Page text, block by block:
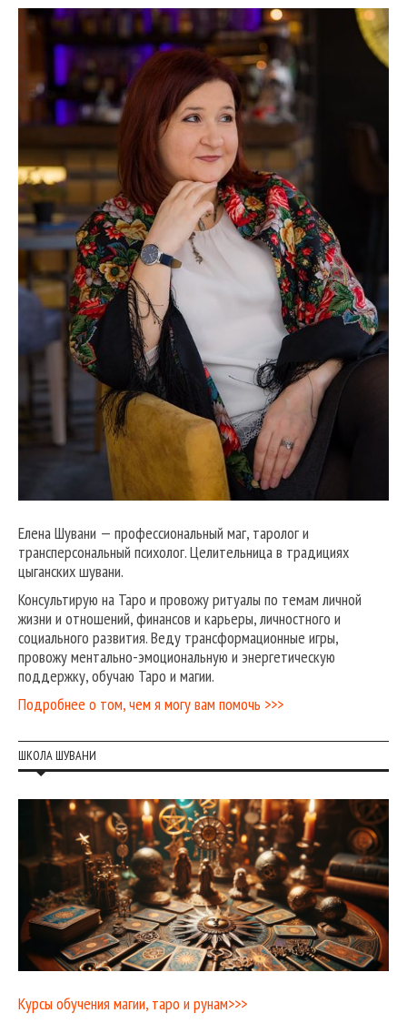
Елена Шувани — профессиональный маг, таролог и
трансперсональный психолог. Целительница в традициях
цыганских шувани.
Консультирую на Таро и провожу ритуалы по темам личной
жизни и отношений, финансов и карьеры, личностного и
социального развития. Веду трансформационные игры,
провожу ментально-эмоциональную и энергетическую
поддержку, обучаю Таро и магии.
Подробнее о том, чем я могу вам помочь >>>
ШКОЛА ШУВАНИ
Курсы обучения магии, таро и рунам>>>